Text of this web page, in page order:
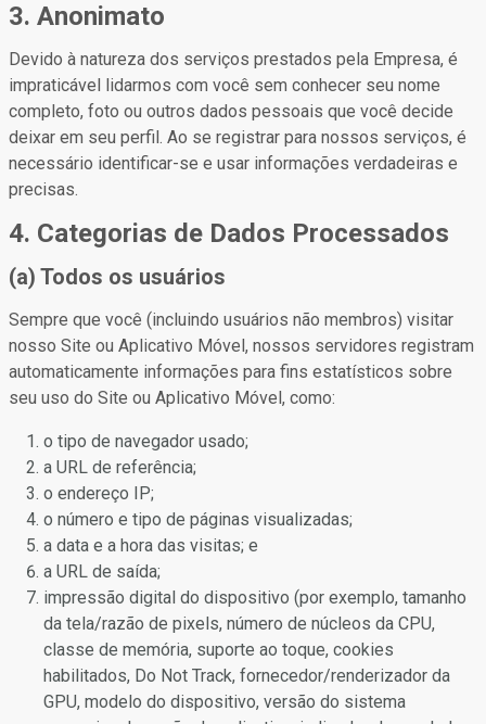
3. Anonimato
Devido à natureza dos serviços prestados pela Empresa, é
impraticável lidarmos com você sem conhecer seu nome
completo, foto ou outros dados pessoais que você decide
deixar em seu perfil. Ao se registrar para nossos serviços, é
necessário identificar-se e usar informações verdadeiras e
precisas.
4. Categorias de Dados Processados
(a) Todos os usuários
Sempre que você (incluindo usuários não membros) visitar
nosso Site ou Aplicativo Móvel, nossos servidores registram
automaticamente informações para fins estatísticos sobre
seu uso do Site ou Aplicativo Móvel, como:
o tipo de navegador usado;
a URL de referência;
o endereço IP;
o número e tipo de páginas visualizadas;
a data e a hora das visitas; e
a URL de saída;
impressão digital do dispositivo (por exemplo, tamanho
da tela/razão de pixels, número de núcleos da CPU,
classe de memória, suporte ao toque, cookies
habilitados, Do Not Track, fornecedor/renderizador da
GPU, modelo do dispositivo, versão do sistema